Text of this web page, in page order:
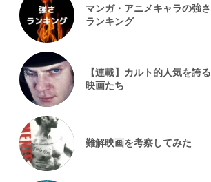
マンガ・アニメキャラの強さ
ランキング
【連載】カルト的人気を誇る
映画たち
難解映画を考察してみた